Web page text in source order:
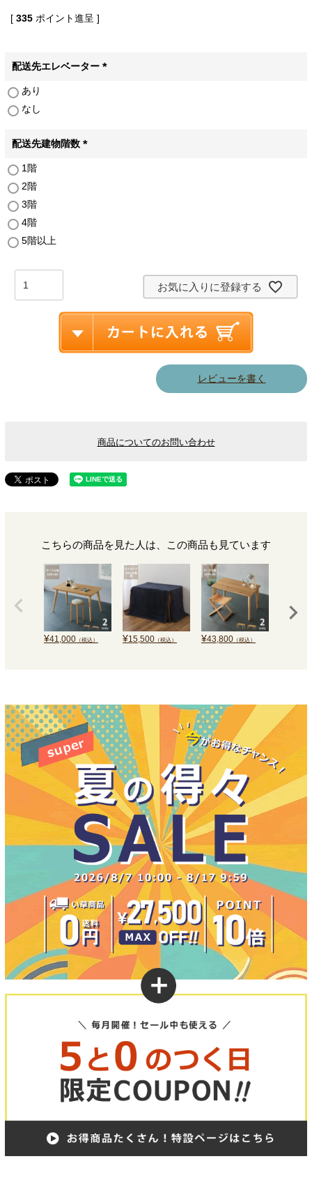
[ 335 ポイント進呈 ]
配送先エレベーター
あり
なし
配送先建物階数
1階
2階
3階
4階
5階以上
お気に入りに登録する
レビューを書く
商品についてのお問い合わせ
こちらの商品を見た人は、この商品も見ています
¥41,000 （税込） ¥15,500 （税込） ¥43,800 （税込）